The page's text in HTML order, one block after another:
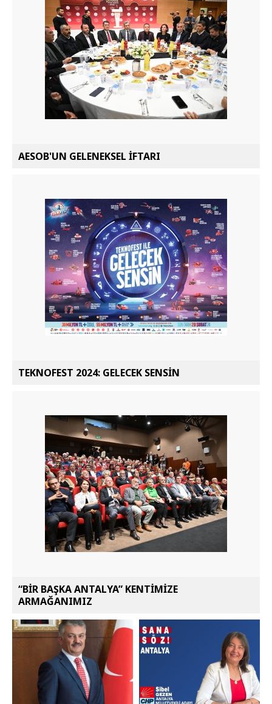
AESOB'UN GELENEKSEL İFTARI
TEKNOFEST 2024: GELECEK SENSİN
“BİR BAŞKA ANTALYA” KENTİMİZE
ARMAĞANIMIZ